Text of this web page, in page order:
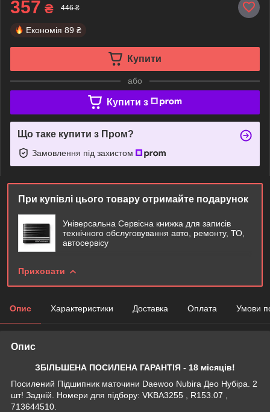
357 ₴ 446 ₴
Економія 89 ₴
Купити
або
Купити з
Що таке купити з Пром?
Замовлення під захистом
При купівлі цього товару отримайте подарунок
Універсальна Сервісна книжка для записів
технічного обслуговування авто, ремонту, ТО,
автосервісу
Приховати
Опис Характеристики Доставка Оплата Умови
Опис
ЗБІЛЬШЕНА ПОСИЛЕНА ГАРАНТІЯ - 18 місяців!
Посилений Підшипник маточини Daewoo Nubira Део Нубіра. 2
шт! Задній. Номери для підбору: VKBA3255 , R153.07 ,
713644510.